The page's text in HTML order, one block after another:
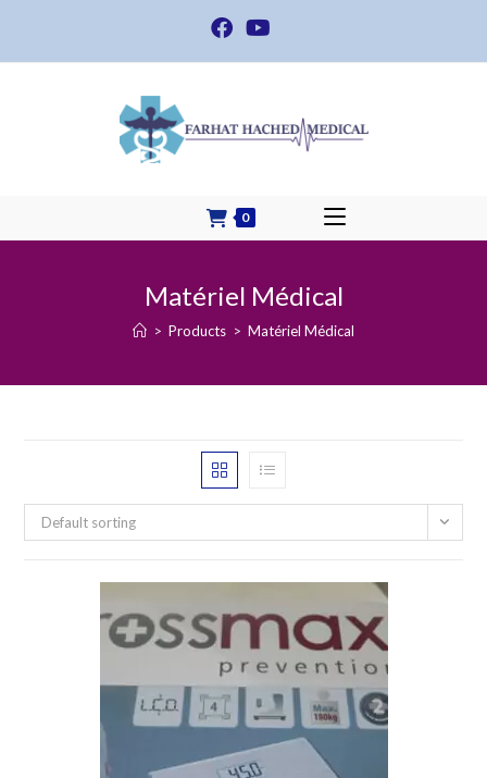
content
0
Matériel Médical
> Products > Matériel Médical
Default sorting